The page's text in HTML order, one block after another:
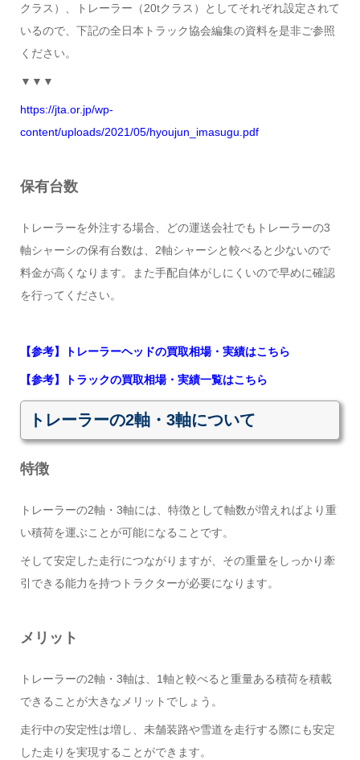
クラス）、トレーラー（20tクラス）としてそれぞれ設定されて
いるので、下記の全日本トラック協会編集の資料を是非ご参照
ください。
▼▼▼
https://jta.or.jp/wp-
content/uploads/2021/05/hyoujun_imasugu.pdf
保有台数
トレーラーを外注する場合、どの運送会社でもトレーラーの3
軸シャーシの保有台数は、2軸シャーシと較べると少ないので
料金が高くなります。また手配自体がしにくいので早めに確認
を行ってください。
【参考】トレーラーヘッドの買取相場・実績はこちら
【参考】トラックの買取相場・実績一覧はこちら
トレーラーの2軸・3軸について
特徴
トレーラーの2軸・3軸には、特徴として軸数が増えればより重
い積荷を運ぶことが可能になることです。
そして安定した走行につながりますが、その重量をしっかり牽
引できる能力を持つトラクターが必要になります。
メリット
トレーラーの2軸・3軸は、1軸と較べると重量ある積荷を積載
できることが大きなメリットでしょう。
走行中の安定性は増し、未舗装路や雪道を走行する際にも安定
した走りを実現することができます。